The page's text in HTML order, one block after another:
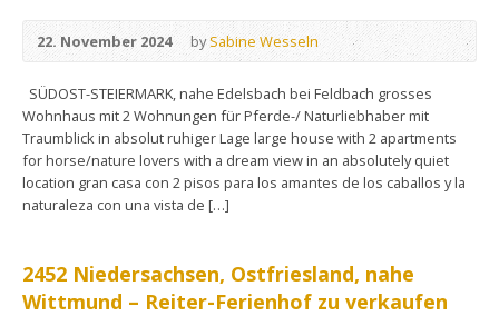
22. November 2024 bySabine Wesseln
SÜDOST-STEIERMARK, nahe Edelsbach bei Feldbach grosses
Wohnhaus mit 2 Wohnungen für Pferde-/ Naturliebhaber mit
Traumblick in absolut ruhiger Lage large house with 2 apartments
for horse/nature lovers with a dream view in an absolutely quiet
location gran casa con 2 pisos para los amantes de los caballos y la
naturaleza con una vista de […]
2452 Niedersachsen, Ostfriesland, nahe
Wittmund – Reiter-Ferienhof zu verkaufen